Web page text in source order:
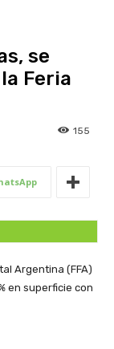
se
Feria
155
Argentina (FFA)
en superficie con